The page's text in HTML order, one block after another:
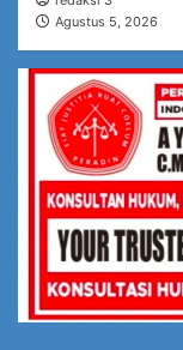
Agustus 5, 2026